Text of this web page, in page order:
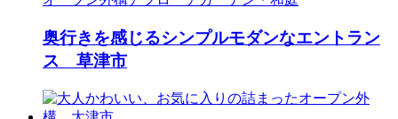
奥行きを感じるシンプルモダンなエントラン
ス 草津市